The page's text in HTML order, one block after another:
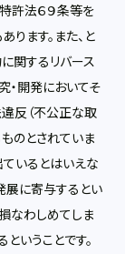
許法６９条等を
ます。また、と
関するリバース
・開発においてそ
反（不公正な取
のとされていま
いるとはいえな
展に寄与するとい
なわしめてしま
いうことです。